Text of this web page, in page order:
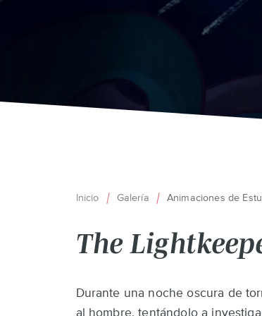
de
navegación
Inicio Galería Animaciones de
The
Back
Durante una noche oscura de
al hombre, tentándolo a